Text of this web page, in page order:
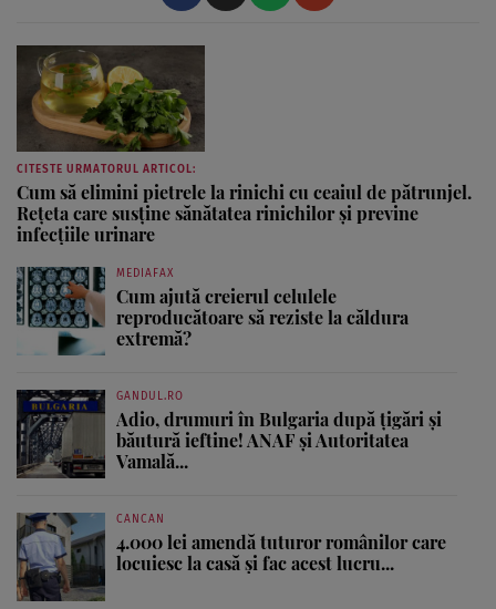
CITESTE URMATORUL ARTICOL:
Cum să elimini pietrele la rinichi cu ceaiul de pătrunjel.
Rețeta care susține sănătatea rinichilor și previne
infecțiile urinare
MEDIAFAX
Cum ajută creierul celulele
reproducătoare să reziste la căldura
extremă?
GANDUL.RO
Adio, drumuri în Bulgaria după țigări și
băutură ieftine! ANAF și Autoritatea
Vamală...
CANCAN
4.000 lei amendă tuturor românilor care
locuiesc la casă și fac acest lucru...